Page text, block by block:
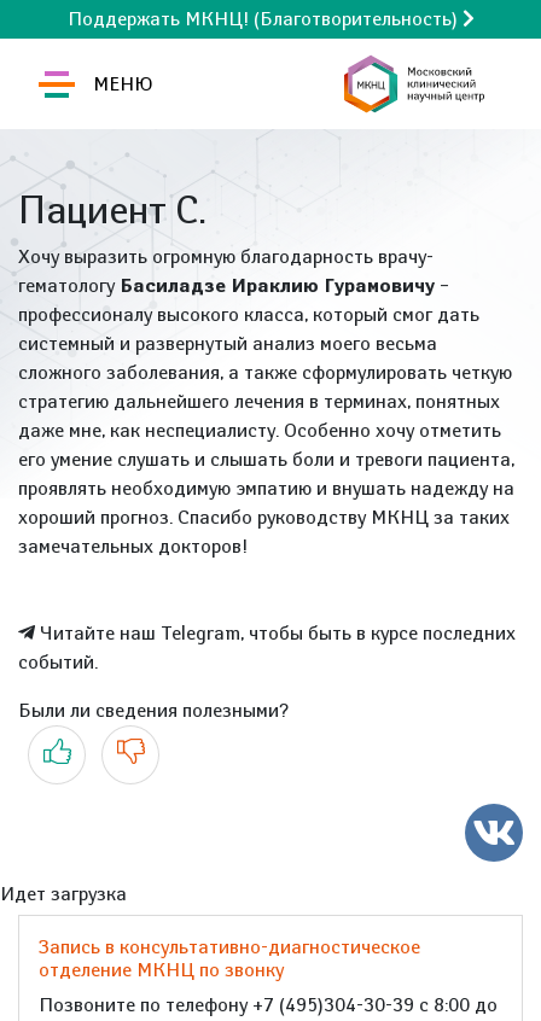
Поддержать МКНЦ! (Благотворительность)
МЕНЮ
Пациент С.
Хочу выразить огромную благодарность врачу-
гематологу Басиладзе Ираклию Гурамовичу –
профессионалу высокого класса, который смог дать
системный и развернутый анализ моего весьма
сложного заболевания, а также сформулировать четкую
стратегию дальнейшего лечения в терминах, понятных
даже мне, как неспециалисту. Особенно хочу отметить
его умение слушать и слышать боли и тревоги пациента,
проявлять необходимую эмпатию и внушать надежду на
хороший прогноз. Спасибо руководству МКНЦ за таких
замечательных докторов!
Читайте наш Telegram, чтобы быть в курсе последних
событий.
Были ли сведения полезными?
Да Нет
Идет загрузка
Запись в консультативно-диагностическое
отделение МКНЦ по звонку
Позвоните по телефону +7 (495)304-30-39 с 8:00 до